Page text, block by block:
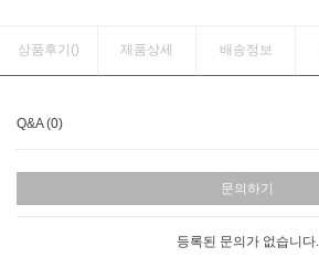
상품후기() 제품상세 배송정보
Q&A (0)
문의하기
등록된 문의가 없습니다.